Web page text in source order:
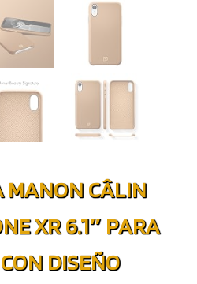
MANON CÂLIN
XR 6.1″ PARA
DISEÑO